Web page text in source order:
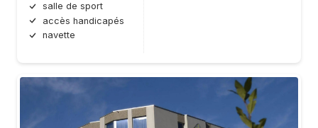
salle de sport
accès handicapés
navette